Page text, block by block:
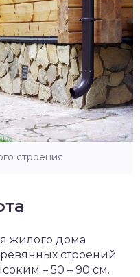
строения
жилого дома
строений
– 50 – 90 см.